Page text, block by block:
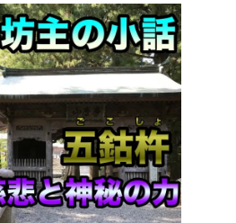
す
る！
忍
耐
力
を
身
に
つ
け
る
３
つ